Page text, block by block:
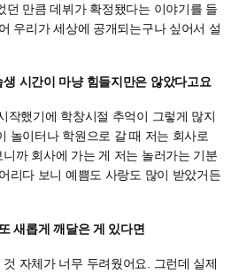
던 만큼 데뷔가 확정됐다는 이야기를 들
우리가 세상에 공개되는구나 싶어서 설
시간이 마냥 힘들지만은 않았다고요
작했기에 학창시절 추억이 그렇게 많지
놀이터나 학원으로 갈 때 저는 회사로
까 회사에 가는 게 저는 놀러가는 기분
리다 보니 예쁨도 사랑도 많이 받았거든
새롭게 깨달은 게 있다면
자체가 너무 두려웠어요. 그런데 실제